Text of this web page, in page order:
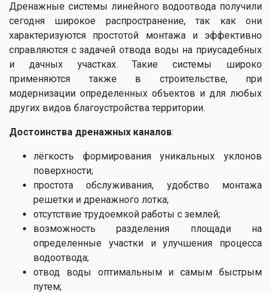
Дренажные системы линейного водоотвода получили
сегодня широкое распространение, так как они
характеризуются простотой монтажа и эффективно
справляются с задачей отвода воды на приусадебных
и дачных участках. Такие системы широко
применяются также в строительстве, при
модернизации определенных объектов и для любых
других видов благоустройства территории.
Достоинства дренажных каналов:
лёгкость формирования уникальных уклонов
поверхности;
простота обслуживания, удобство монтажа
решетки и дренажного лотка;
отсутствие трудоемкой работы с землей;
возможность разделения площади на
определенные участки и улучшения процесса
водоотвода;
отвод воды оптимальным и самым быстрым
путем;